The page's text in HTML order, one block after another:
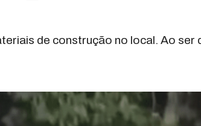
de construção no local. Ao